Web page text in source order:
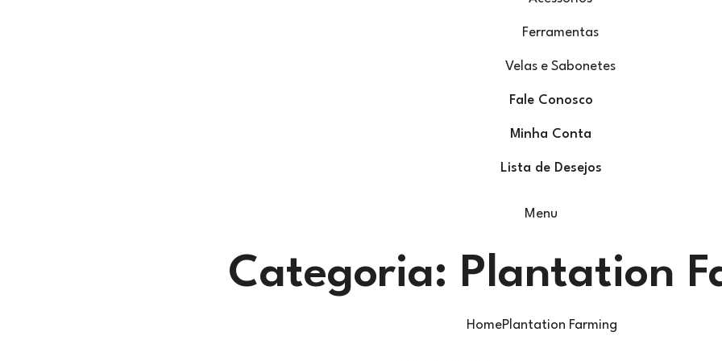
Ferramentas
Velas e Sabonetes
Fale Conosco
Minha Conta
Lista de Desejos
Menu
Categoria: Plantation
HomePlantation Farming